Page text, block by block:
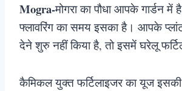
Mogra-मोगरा का पौधा आपके गार्डन में
फ्लावरिंग का समय इसका है। आपके
देने शुरु नहीं किया है, तो इसमें घरेलू
कैमिकल युक्त फर्टिलाइजर का यूज